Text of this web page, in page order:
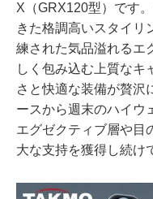
X（GRX120型）です
きた格調高いスタイリ
練された気品溢れるエ
しく包み込む上質なキ
さと快適な装備が贅沢
ースから週末のハイウ
エグゼクティブ層や目
大な支持を獲得し続け